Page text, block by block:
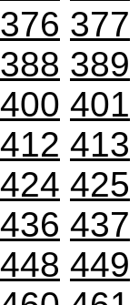
376 377
388 389
400 401
412 413
424 425
436 437
448 449